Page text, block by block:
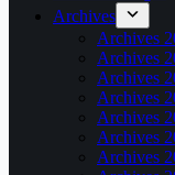
Archives
Archives
Archives
Archives
Archives
Archives
Archives
Archives